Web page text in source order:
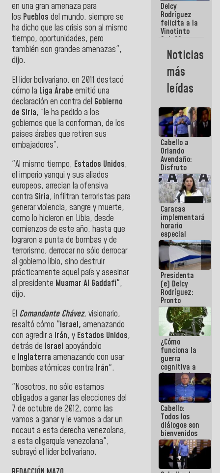
en una gran amenaza para
los Pueblos del mundo, siempre se
ha dicho que las crisis son al mismo
tiempo, oportunidades, pero
también son grandes amenazas",
dijo.
El líder bolivariano, en 2011 destacó
cómo la Liga Árabe emitió una
declaración en contra del Gobierno
de Siria, “le ha pedido a los
gobiernos que la conforman, de los
países árabes que retiren sus
embajadores”.
"Al mismo tiempo, Estados Unidos,
el imperio yanqui y sus aliados
europeos, arrecian la ofensiva
contra Siria, infiltran terroristas para
generar violencia, sangre y muerte,
como lo hicieron en Libia, desde
comienzos de este año, hasta que
lograron a punta de bombas y de
terrorismo, derrocar no sólo derrocar
al gobierno libio, sino destruir
prácticamente aquel país y asesinar
al presidente Muamar Al Gaddafi",
dijo.
El Comandante Chávez, visionario,
resaltó cómo "Israel, amenazando
con agredir a Irán, y Estados Unidos,
detrás de Israel apoyándolo
e Inglaterra amenazando con usar
bombas atómicas contra Irán".
"Nosotros, no sólo estamos
obligados a ganar las elecciones del
7 de octubre de 2012, como las
vamos a ganar y le vamos a dar un
nocaut a esta derecha venezolana,
a esta oligarquía venezolana",
subrayó el líder bolivariano.
Aeropuerto
Internacional
de
Maiquetía
Delcy
Rodríguez
felicita a la
Vinotinto
Sub 20
campeona
frente
México Sub
23 en los
Centroamericanos
Noticias
más
leídas
Cabello a
Orlando
Avendaño:
Disfruto
cada vez
que escribes
porque lo
que haces
es
embarrarla
Caracas
implementará
horario
especial
para
adaptarse
al plan de
ahorro
energético
Presidenta
(e) Delcy
Rodríguez:
Pronto
restableceremos
las
operaciones
en el
Aeropuerto
Internacional
de
Maiquetía
¿Cómo
funciona la
guerra
cognitiva a
favor de la
narrativa
hegemónica?
(1)
Cabello:
Todos los
diálogos son
bienvenidos
siempre que
estén en el
marco de la
Constitución